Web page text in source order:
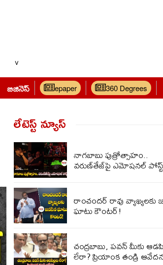
v
బిజినెస్ epaper 360 Degrees
లేటెస్ట్ న్యూస్‌
నాగ‌బాబు పుత్రోత్సాహం..
వ‌రుణ్‌తేజ్‌పై ఎమోష‌న‌ల్
రాంచందర్ రావు వ్యాఖ్యలకు
ఘాటు కౌంటర్!
చంద్ర‌బాబు, ప‌వ‌న్ మీకు
లేరా? ప్రియాంక తండ్రి